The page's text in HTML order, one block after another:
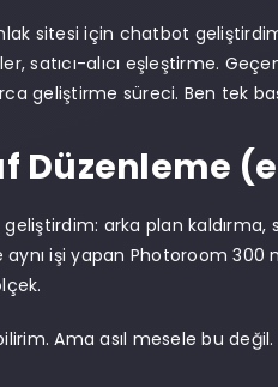
sitesi için chatbot
satıcı-alıcı eşleştirme.
geliştirme süreci. Ben tek
Düzenleme
geliştirdim: arka plan
işi yapan Photoroom 300
Ama asıl mesele bu değil.